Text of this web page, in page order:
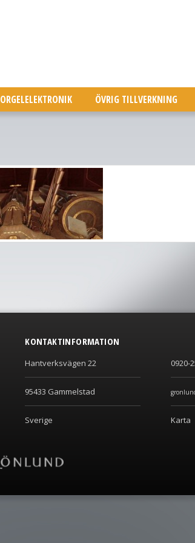
ORGELELEKTRONIK ÖVRIG TILLVERKNING
KONTAKTINFORMATION
Hantverksvägen 22
95433 Gammelstad
Sverige
0920-
Karta